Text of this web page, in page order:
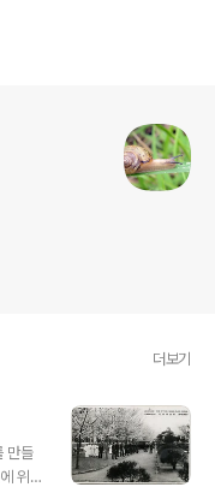
더보기
만들
위